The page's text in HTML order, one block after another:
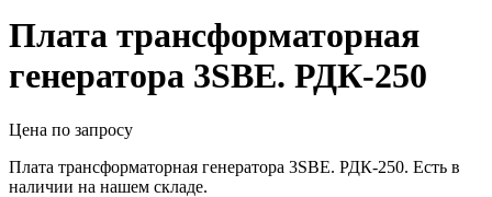
Плата трансформаторная
генератора 3SBE. РДК-250
Цена по запросу
Плата трансформаторная генератора 3SBE. РДК-250. Есть в
наличии на нашем складе.